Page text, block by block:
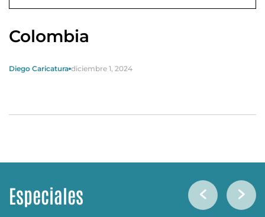
Colombia
Diego Caricatura diciembre 1, 2024
Especiales